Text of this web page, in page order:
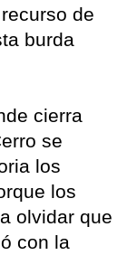
de
burda
cierra
se
los
los
olvidar que
con la